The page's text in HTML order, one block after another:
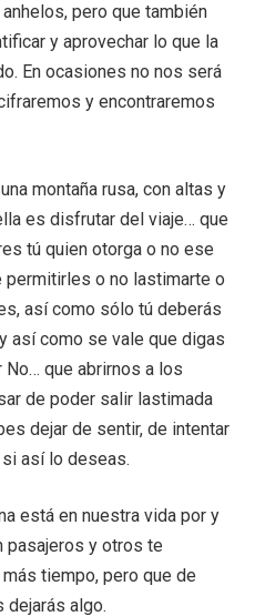
pero que también
y aprovechar lo que la
En ocasiones no nos será
y encontraremos
montaña rusa, con altas y
es disfrutar del viaje… que
tú quien otorga o no ese
o no lastimarte o
así como sólo tú deberás
así como se vale que digas
que abrirnos a los
de poder salir lastimada
dejar de sentir, de intentar
así lo deseas.
está en nuestra vida por y
pasajeros y otros te
tiempo, pero que de
dejarás algo.